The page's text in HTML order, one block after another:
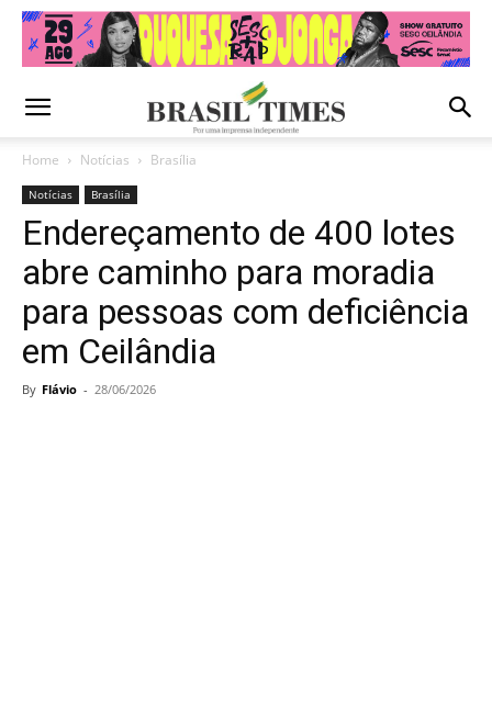
Home Notícias Brasília
Notícias Brasília
Endereçamento de 400 lotes
abre caminho para moradia
para pessoas com deficiência
em Ceilândia
By Flávio - 28/06/2026